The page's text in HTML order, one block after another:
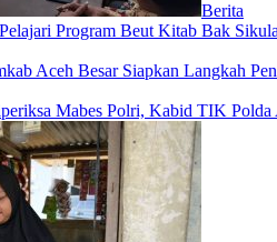
Berita
Program Beut Kitab Bak
Aceh Besar Siapkan Langkah
Mabes Polri, Kabid TIK